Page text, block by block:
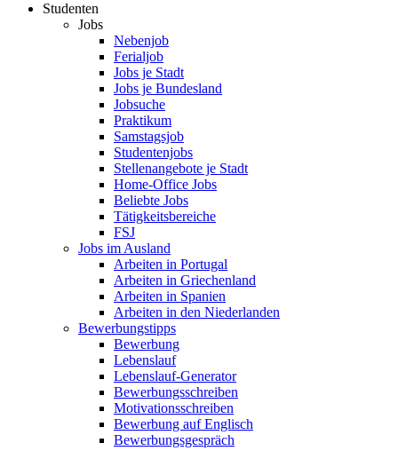
Studenten
Jobs
Nebenjob
Ferialjob
Jobs je Stadt
Jobs je Bundesland
Jobsuche
Praktikum
Samstagsjob
Studentenjobs
Stellenangebote je Stadt
Home-Office Jobs
Beliebte Jobs
Tätigkeitsbereiche
FSJ
Jobs im Ausland
Arbeiten in Portugal
Arbeiten in Griechenland
Arbeiten in Spanien
Arbeiten in den Niederlanden
Bewerbungstipps
Bewerbung
Lebenslauf
Lebenslauf-Generator
Bewerbungsschreiben
Motivationsschreiben
Bewerbung auf Englisch
Bewerbungsgespräch